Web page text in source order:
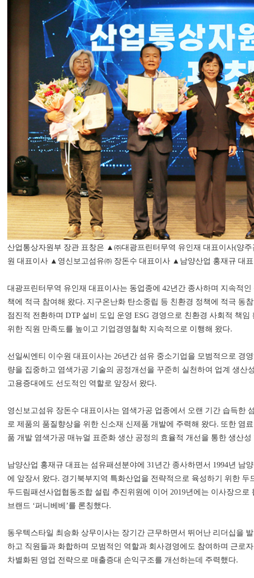
산업통상자원부 장관 표창은 ▲㈜대광프린터무역 유인재 대표이사(양
원 대표이사 ▲영신보고섬유㈜ 장돈수 대표이사 ▲남양산업 홍재규 대
대광프린터무역 유인재 대표이사는 동업종에 42년간 종사하며 지속적
책에 적극 참여해 왔다. 지구온난화 탄소중립 등 친환경 정책에 적극 동
점진적 전환하며 DTP 설비 도입 운영 ESG 경영으로 친환경 사회적 책
위한 직원 만족도를 높이고 기업경영철학 지속적으로 이행해 왔다.
선일씨엔티 이수원 대표이사는 26년간 섬유 중소기업을 모범적으로 경
량을 집중하고 염색가공 기술의 공정개선을 꾸준히 실천하여 업계 생산
고용증대에도 선도적인 역할로 앞장서 왔다.
영신보고섬유 장돈수 대표이사는 염색가공 업종에서 오랜 기간 습득한
로 제품의 품질향상을 위한 신소재 신제품 개발에 주력해 왔다. 또한 염
품 개발 염색가공 매뉴얼 표준화 생산 공정의 효율적 개선을 통한 생산
남양산업 홍재규 대표는 섬유패션분야에 31년간 종사하면서 1994년 남
에 앞장서 왔다. 경기북부지역 특화산업을 전략적으로 육성하기 위한
두드림패션사업협동조합 설립 추진위원에 이어 2019년에는 이사장으
브랜드 ‘퍼니베베’를 론칭했다.
동우텍스타일 최승화 상무이사는 장기간 근무하면서 뛰어난 리더십을
하고 직원들과 화합하며 모범적인 역할과 회사경영에도 참여하며 근로
차별화된 영업 전략으로 매출증대 손익구조를 개선하는데 주력했다.